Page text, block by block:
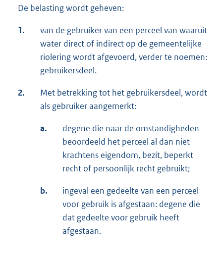
De belasting wordt geheven:
1.
van de gebruiker van een perceel van waaruit
water direct of indirect op de gemeentelijke
riolering wordt afgevoerd, verder te noemen:
gebruikersdeel.
2.
Met betrekking tot het gebruikersdeel, wordt
als gebruiker aangemerkt:
a.
degene die naar de omstandigheden
beoordeeld het perceel al dan niet
krachtens eigendom, bezit, beperkt
recht of persoonlijk recht gebruikt;
b.
ingeval een gedeelte van een perceel
voor gebruik is afgestaan: degene die
dat gedeelte voor gebruik heeft
afgestaan.